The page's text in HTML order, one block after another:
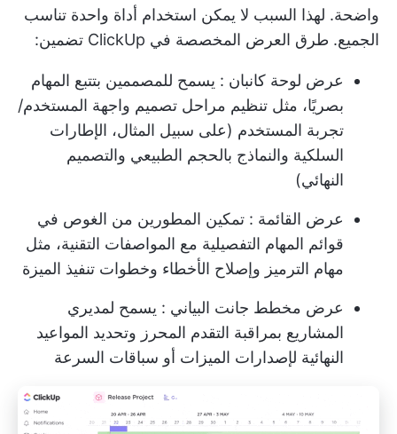
واضحة. لهذا السبب لا يمكن استخدام أداة واحدة تناسب
الجميع. طرق العرض المخصصة في ClickUp تضمين:
عرض لوحة كانبان : يسمح للمصممين بتتبع المهام
بصريًا، مثل تنظيم مراحل تصميم واجهة المستخدم/
تجربة المستخدم (على سبيل المثال، الإطارات
السلكية والنماذج بالحجم الطبيعي والتصميم
النهائي)
عرض القائمة : تمكين المطورين من الغوص في
قوائم المهام التفصيلية مع المواصفات التقنية، مثل
مهام الترميز وإصلاح الأخطاء وخطوات تنفيذ الميزة
عرض مخطط جانت البياني : يسمح لمديري
المشاريع بمراقبة التقدم المحرز وتحديد المواعيد
النهائية لإصدارات الميزات أو سباقات السرعة